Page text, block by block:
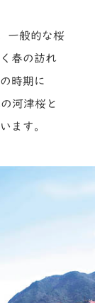
一般的な桜
春の訪れ
時期に
河津桜と
ます。